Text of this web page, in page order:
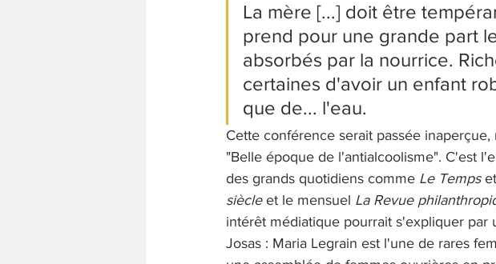
La mère [...] doit être
prend pour une grande part
absorbés par la nourrice.
certaines d'avoir un enfant
que de... l'eau.
Cette conférence serait passée
"Belle époque de l'antialcoolisme". C'est
des grands quotidiens comme Le Temps et
siècle et le mensuel La Revue
intérêt médiatique pourrait s'expliquer
Josas : Maria Legrain est l'une de rares